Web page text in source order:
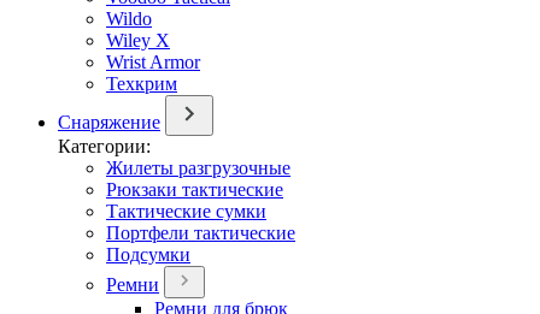
Wildo
Wiley X
Wrist Armor
Техкрим
Снаряжение
Категории:
Жилеты разгрузочные
Рюкзаки тактические
Тактические сумки
Портфели тактические
Подсумки
Ремни
Ремни для брюк